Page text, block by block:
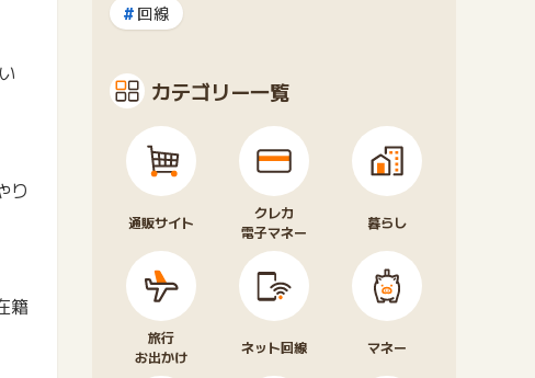
り
籍
回線
カテゴリー一覧
通販サイト
クレカ
電子マネー
暮らし
旅行
お出かけ
ネット回線 マネー